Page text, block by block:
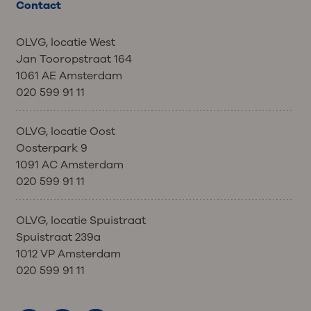
Contact
OLVG, locatie West
Jan Tooropstraat 164
1061 AE Amsterdam
020 599 91 11
OLVG, locatie Oost
Oosterpark 9
1091 AC Amsterdam
020 599 91 11
OLVG, locatie Spuistraat
Spuistraat 239a
1012 VP Amsterdam
020 599 91 11